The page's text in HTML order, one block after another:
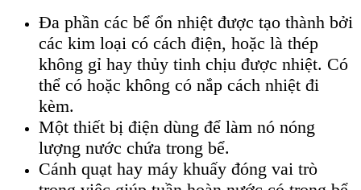
Đa phần các bể ổn nhiệt được tạo thành bởi
các kim loại có cách điện, hoặc là thép
không gỉ hay thủy tinh chịu được nhiệt. Có
thể có hoặc không có nắp cách nhiệt đi
kèm.
Một thiết bị điện dùng để làm nó nóng
lượng nước chứa trong bể.
Cánh quạt hay máy khuấy đóng vai trò